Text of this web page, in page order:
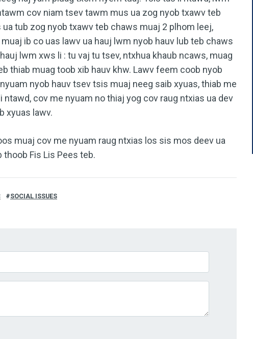
cov niam tsev tawm mus ua zog nyob txawv teb
tub zog nyob txawv teb chaws muaj 2 plhom leej,
ib co uas lawv ua hauj lwm nyob hauv lub teb chaws
lwm xws li : tu vaj tu tsev, ntxhua khaub ncaws, muag
thiab muag toob xib hauv khw. Lawv feem coob nyob
nyob hauv tsev tsis muaj neeg saib xyuas, thiab me
cov me nyuam no thiaj yog cov raug ntxias ua dev
xyuas lawv.
muaj cov me nyuam raug ntxias los sis mos deev ua
thoob Fis Lis Pees teb.
SOCIAL ISSUES